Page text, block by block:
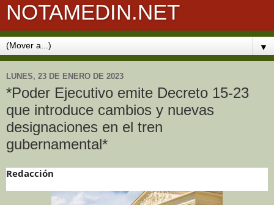
NOTAMEDIN.NET
▼
LUNES, 23 DE ENERO DE 2023
*Poder Ejecutivo emite Decreto 15-23
que introduce cambios y nuevas
designaciones en el tren
gubernamental*
Redacción